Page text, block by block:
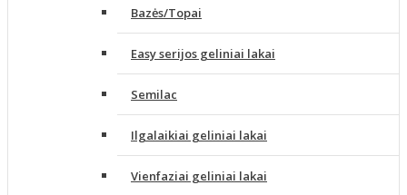
Bazės/Topai
Easy serijos geliniai lakai
Semilac
Ilgalaikiai geliniai lakai
Vienfaziai geliniai lakai